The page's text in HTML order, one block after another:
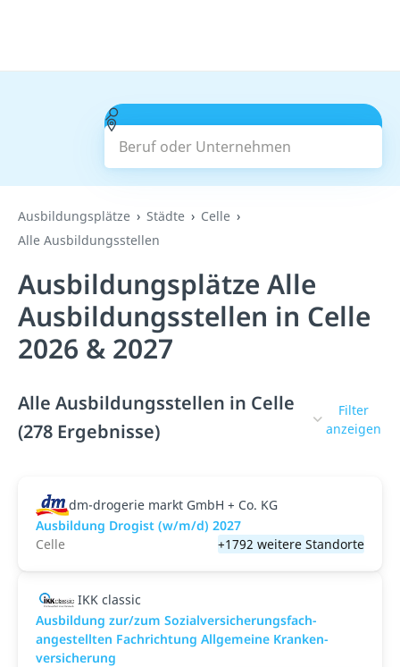
Beruf oder Unternehmen
Suchen
Ausbildungsplätze Städte
Celle
Alle Ausbildungsstellen
Ausbildungsplätze Alle
Ausbildungsstellen in Celle
2026 & 2027
Alle Ausbildungsstellen in Celle
(278 Ergebnisse)
Filter
anzeigen
dm-drogerie markt GmbH + Co. KG
Ausbildung Drogist (w/m/d) 2027
Celle
+1792 weitere Standorte
IKK classic
Aus­bild­ung zur/zum Sozial­versicher­ungs­fach­
angestellten­ Fach­richtung All­gemeine Kranken­
versicher­ung